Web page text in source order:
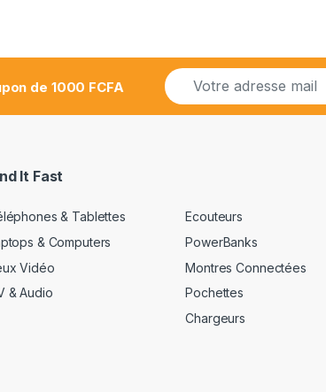
de 1000 FCFA
E
m
a
It Fast
& Tablettes
& Computers
Vidéo
& Audio
Ecouteurs
PowerBanks
Montres Connectées
Pochettes
Chargeurs